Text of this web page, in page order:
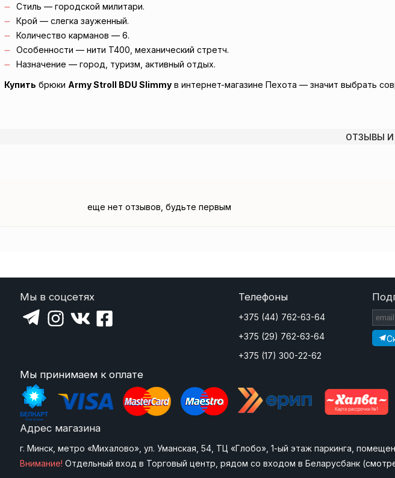
Стиль — городской милитари.
Крой — слегка зауженный.
Количество карманов — 6.
Особенности — нити T400, механический стретч.
Назначение — город, туризм, активный отдых.
Купить брюки Army Stroll BDU Slimmy в интернет-магазине Пехота — значит выбрать
ОТЗЫВЫ
еще нет отзывов, будьте первым
Мы в соцсетях Телефоны
+375 (44) 762-63-64
+375 (29) 762-63-64
+375 (17) 300-22-62
Мы принимаем к оплате
Адрес магазина
г. Минск, метро «Михалово», ул. Уманская, 54, ТЦ «Глобо», 1-ый этаж паркинга,
Внимание! Отдельный вход в Торговый центр, рядом со входом в Беларусбанк (